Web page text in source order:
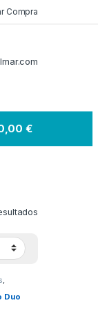
Compra
€
,
Duo